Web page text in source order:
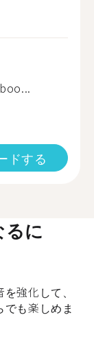
ドする
に
強化して、
も楽しめま